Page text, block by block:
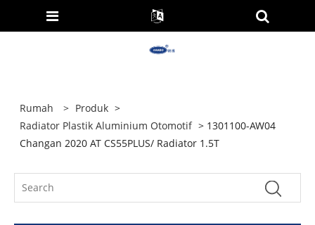
Rumah > Produk >
Radiator Plastik Aluminium Otomotif > 1301100-AW04
Changan 2020 AT CS55PLUS/ Radiator 1.5T